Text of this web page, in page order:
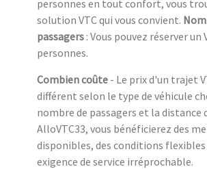
personnes en tout confort, vous
solution VTC qui vous convient.
passagers : Vous pouvez réserver un
personnes.
Combien coûte - Le prix d'un trajet
différent selon le type de véhicule
nombre de passagers et la distance
AlloVTC33, vous bénéficierez des
disponibles, des conditions
exigence de service irréprochable.